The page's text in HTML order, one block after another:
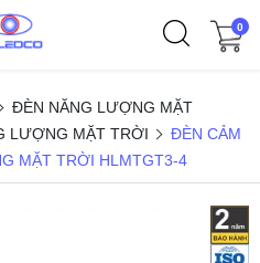
0
ĐÈN NĂNG LƯỢNG MẶT
LƯỢNG MẶT TRỜI
ĐÈN CẢM
MẶT TRỜI HLMTGT3-4